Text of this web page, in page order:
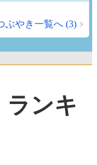
ぶやき一覧へ (3)
ンキ